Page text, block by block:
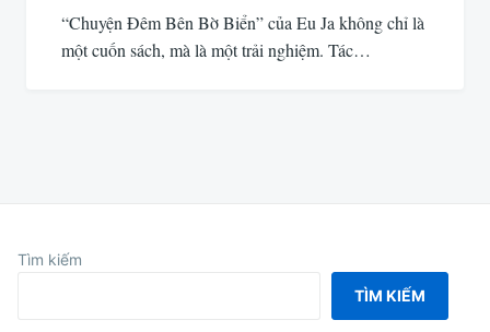
“Chuyện Đêm Bên Bờ Biển” của Eu Ja không chỉ là
một cuốn sách, mà là một trải nghiệm. Tác…
Tìm kiếm
TÌM KIẾM